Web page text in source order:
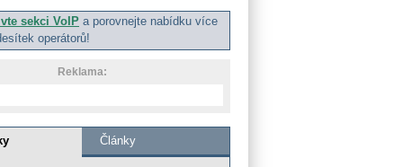
sekci VoIP a porovnejte nabídku více
operátorů!
Reklama: